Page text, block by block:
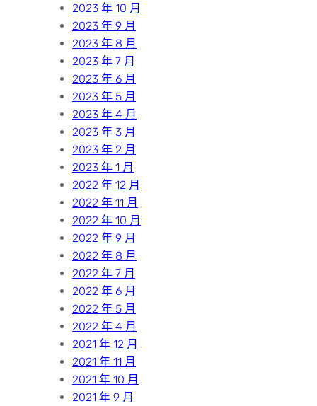
2023 年 10 月
2023 年 9 月
2023 年 8 月
2023 年 7 月
2023 年 6 月
2023 年 5 月
2023 年 4 月
2023 年 3 月
2023 年 2 月
2023 年 1 月
2022 年 12 月
2022 年 11 月
2022 年 10 月
2022 年 9 月
2022 年 8 月
2022 年 7 月
2022 年 6 月
2022 年 5 月
2022 年 4 月
2021 年 12 月
2021 年 11 月
2021 年 10 月
2021 年 9 月